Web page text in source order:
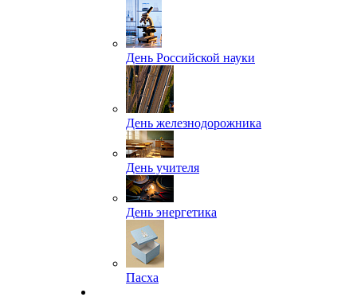
День Российской науки
День железнодорожника
День учителя
День энергетика
Пасха